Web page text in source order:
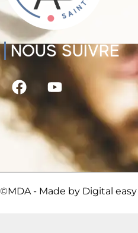
NOUS SUIVRE
©MDA - Made by Digital easy